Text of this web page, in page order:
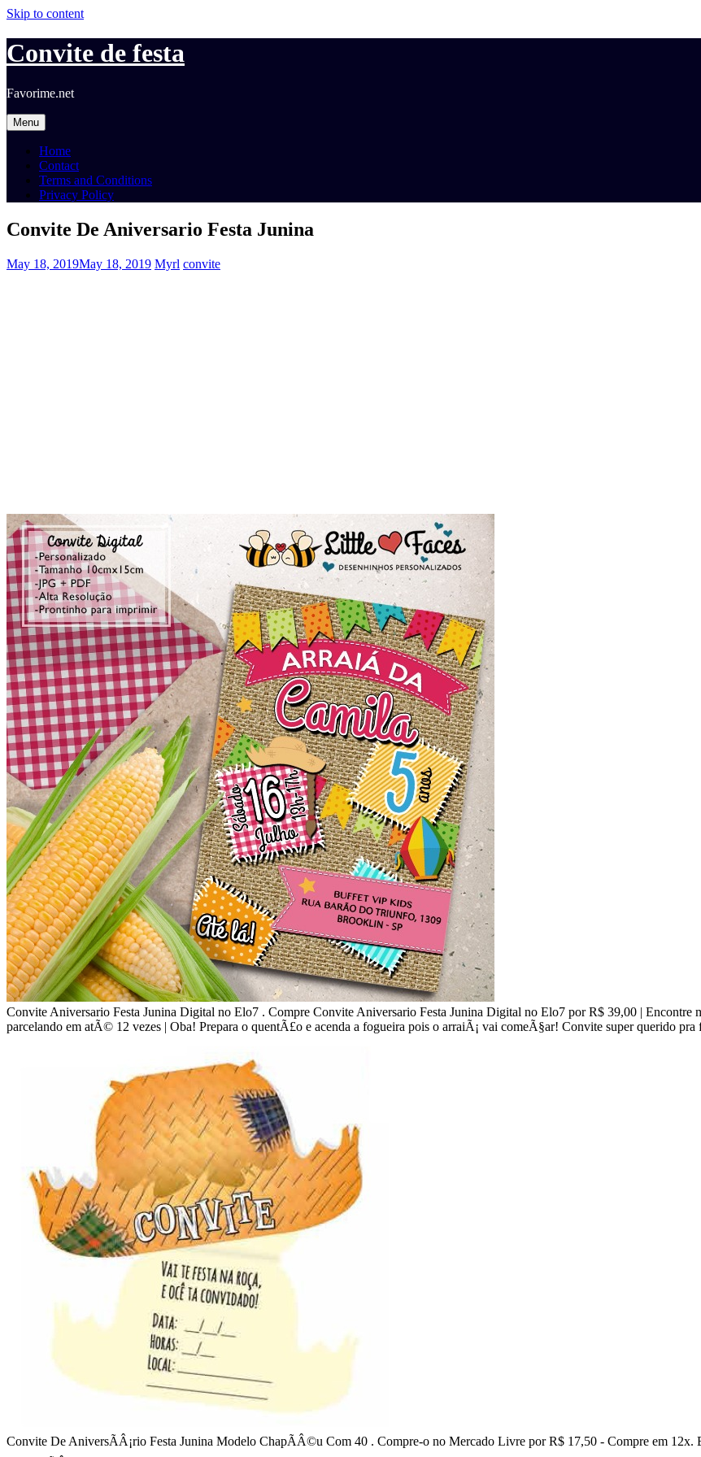
Skip to content
Convite de festa
Favorime.net
Menu
Home
Contact
Terms and Conditions
Privacy Policy
Convite De Aniversario Festa Junina
May 18, 2019May 18, 2019 Myrl convite
Convite Aniversario Festa Junina Digital no Elo7 . Compre Convite Aniversario Festa Junina Digital no Elo7 por R$ 39,00 | Encontre
parcelando em atÃ© 12 vezes | Oba! Prepara o quentÃ£o e acenda a fogueira pois o arraiÃ¡ vai comeÃ§ar! Convite super querido
Convite De AniversÃÂ¡rio Festa Junina Modelo ChapÃÂ©u Com 40 . Compre-o no Mercado Livre por R$ 17,50 - Compre em 12x.